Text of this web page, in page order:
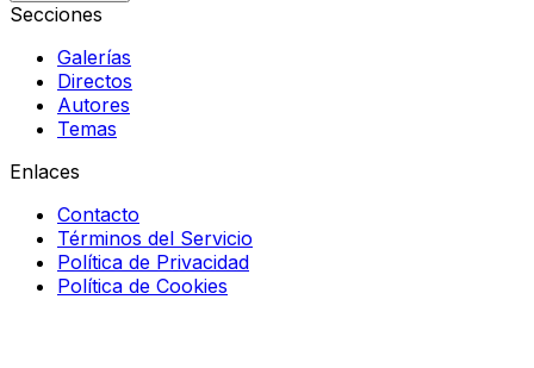
Secciones
Galerías
Directos
Autores
Temas
Enlaces
Contacto
Términos del Servicio
Política de Privacidad
Política de Cookies